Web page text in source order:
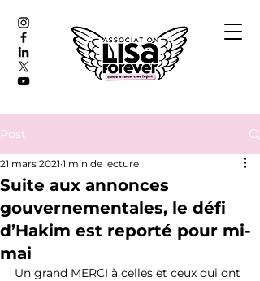
Post
Suite aux annonces
gouvernementales, le défi
d’Hakim est reporté pour mi-
mai
21 mars 2021 1 min de lecture
Un grand MERCI à celles et ceux qui ont